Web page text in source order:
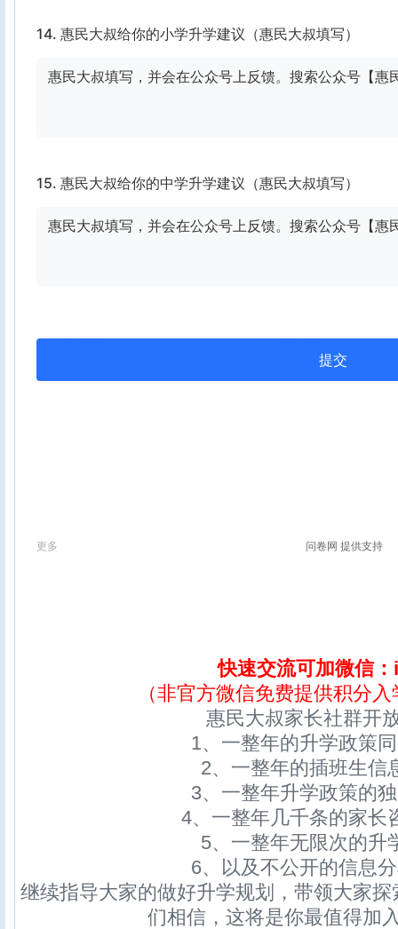
快速交流可加微信
（非官方微信免费提供积分
惠民大叔家长社群开
1、一整年的升学政策
2、一整年的插班生信
3、一整年升学政策的
4、一整年几千条的家长
5、一整年无限次的升
6、以及不公开的信息
继续指导大家的做好升学规划，带领大家
们相信，这将是你最值得加